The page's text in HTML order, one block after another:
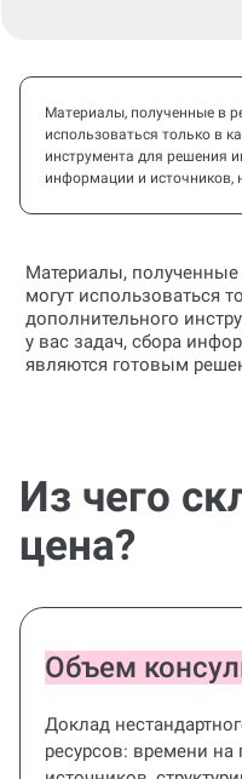
Материалы, полученные в
использоваться только в
инструмента для решения
информации и источников,
Материалы, полученные
могут использоваться
дополнительного
у вас задач, сбора
являются готовым
Из чего
цена?
Объем
Доклад
ресурсов: времени на